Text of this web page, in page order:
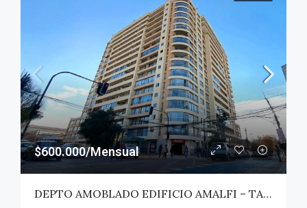
$600.000/Mensual
DEPTO AMOBLADO EDIFICIO AMALFI – TALCA